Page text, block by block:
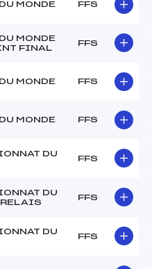
MONDE FFS
MONDE
FINAL
FFS
MONDE FFS
MONDE FFS
DU
FFS
DU
RELAIS
FFS
DU
FFS